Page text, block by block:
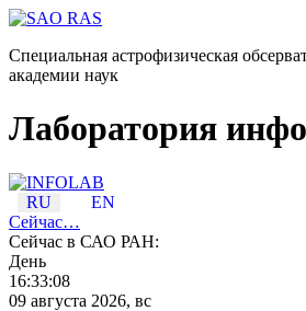
Специальная астрофизическая
академии наук
Лаборатория
RU
EN
Сейчас…
Сейчас в САО РАН:
День
16:33:08
09 августа 2026, вс